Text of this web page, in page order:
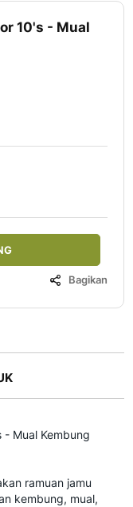
10's - Mual
Bagikan
- Mual Kembung
ramuan jamu
kembung, mual,